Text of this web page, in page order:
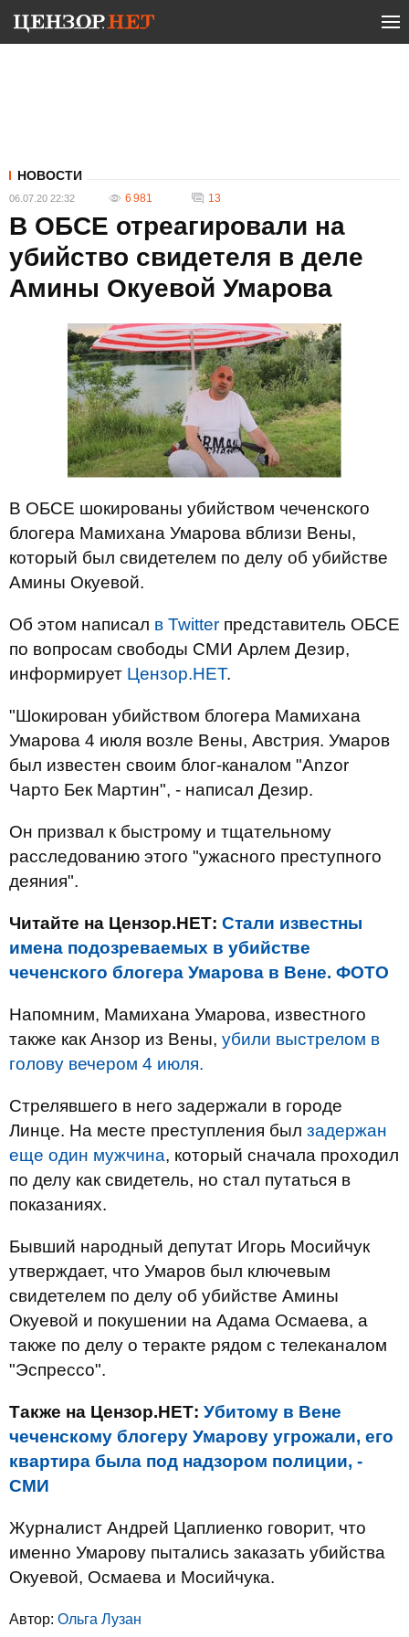
НОВОСТИ
06.07.20 22:32 6 981 13
В ОБСЕ отреагировали на
убийство свидетеля в деле
Амины Окуевой Умарова
В ОБСЕ шокированы убийством чеченского
блогера Мамихана Умарова вблизи Вены,
который был свидетелем по делу об убийстве
Амины Окуевой.
Об этом написал в Twitter представитель ОБСЕ
по вопросам свободы СМИ Арлем Дезир,
информирует Цензор.НЕТ.
"Шокирован убийством блогера Мамихана
Умарова 4 июля возле Вены, Австрия. Умаров
был известен своим блог-каналом "Anzor
Чарто Бек Мартин", - написал Дезир.
Он призвал к быстрому и тщательному
расследованию этого "ужасного преступного
деяния".
Читайте на Цензор.НЕТ: Стали известны
имена подозреваемых в убийстве
чеченского блогера Умарова в Вене. ФОТО
Напомним, Мамихана Умарова, известного
также как Анзор из Вены, убили выстрелом в
голову вечером 4 июля.
Стрелявшего в него задержали в городе
Линце. На месте преступления был задержан
еще один мужчина, который сначала проходил
по делу как свидетель, но стал путаться в
показаниях.
Бывший народный депутат Игорь Мосийчук
утверждает, что Умаров был ключевым
свидетелем по делу об убийстве Амины
Окуевой и покушении на Адама Осмаева, а
также по делу о теракте рядом с телеканалом
"Эспрессо".
Также на Цензор.НЕТ: Убитому в Вене
чеченскому блогеру Умарову угрожали, его
квартира была под надзором полиции, -
СМИ
Журналист Андрей Цаплиенко говорит, что
именно Умарову пытались заказать убийства
Окуевой, Осмаева и Мосийчука.
Автор: Ольга Лузан